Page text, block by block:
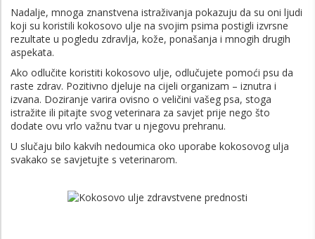
Nadalje, mnoga znanstvena istraživanja pokazuju da su oni ljudi
koji su koristili kokosovo ulje na svojim psima postigli izvrsne
rezultate u pogledu zdravlja, kože, ponašanja i mnogih drugih
aspekata.
Ako odlučite koristiti kokosovo ulje, odlučujete pomoći psu da
raste zdrav. Pozitivno djeluje na cijeli organizam – iznutra i
izvana. Doziranje varira ovisno o veličini vašeg psa, stoga
istražite ili pitajte svog veterinara za savjet prije nego što
dodate ovu vrlo važnu tvar u njegovu prehranu.
U slučaju bilo kakvih nedoumica oko uporabe kokosovog ulja
svakako se savjetujte s veterinarom.